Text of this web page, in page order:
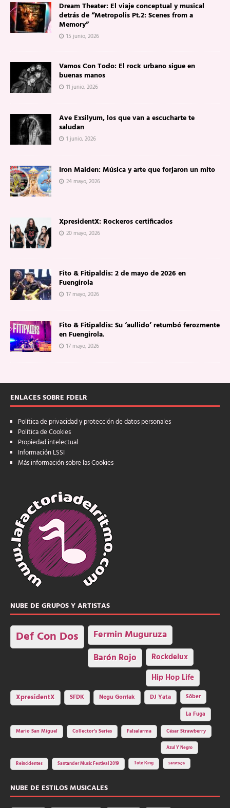
Dream Theater: El viaje conceptual y musical
detrás de “Metropolis Pt.2: Scenes from a
Memory”
15 junio, 2026
Vamos Con Todo: El rock urbano sigue en
buenas manos
11 junio, 2026
Ave Exsilyum, los que van a escucharte te
saludan
1 junio, 2026
Iron Maiden: Música y arte que forjaron un mito
24 mayo, 2026
XpresidentX: Rockeros certificados
20 mayo, 2026
Fito & Fitipaldis: 2 de mayo de 2026 en
Fuengirola
17 mayo, 2026
Fito & Fitipaldis: Su ‘aullido’ retumbó ferozmente
en Fuengirola.
17 mayo, 2026
ENLACES SOBRE FDELR
Política de privacidad y protección de datos personales
Política de Cookies
Propiedad intelectual
Información LSSI
Más información sobre las Cookies
NUBE DE GRUPOS Y ARTISTAS
Def Con Dos Fermin Muguruza
Barón Rojo Rockdelux
Hip Hop Life
XpresidentX SFDK Negu Gorriak DJ Yata
Sôber
La Fuga
Mario San Miguel
Collector's Series Falsalarma César Strawberry
Azul Y Negro
Reincidentes Santander Music Festival 2019 Tote King Saratoga
NUBE DE ESTILOS MUSICALES